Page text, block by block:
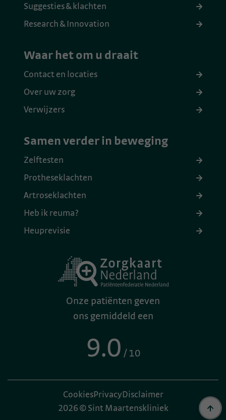
Suggesties & klachten
Research & Innovation
Waar het om u draait
Contact en locaties
Over uw zorg
Verwijzers
Samen verder in beweging
Zelftesten
Protheseklachten
Artroseklachten
Heb ik reuma?
Heuprevisie
Onze patiënten geven
ons gemiddeld een
9.0 / 10
CookiesPrivacyDisclaimer
2026 © Sint Maartenskliniek